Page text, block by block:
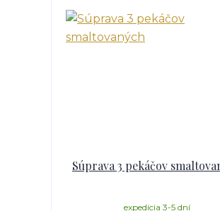
Súprava 3 pekáčov
expedícia 3-5 dní